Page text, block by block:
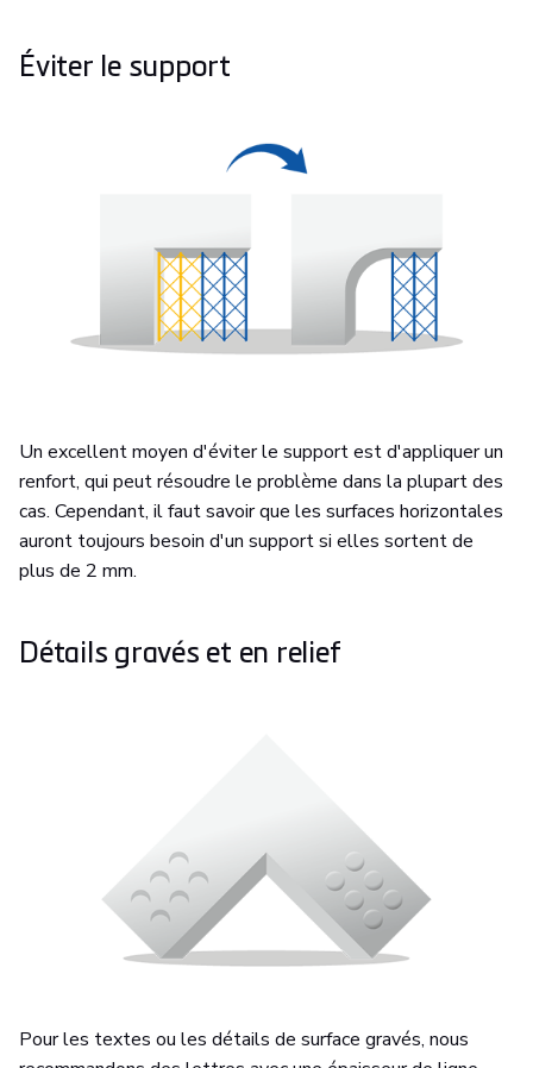
Éviter le support
Un excellent moyen d'éviter le support est d'appliquer un
renfort, qui peut résoudre le problème dans la plupart des
cas. Cependant, il faut savoir que les surfaces horizontales
auront toujours besoin d'un support si elles sortent de
plus de 2 mm.
Détails gravés et en relief
Pour les textes ou les détails de surface gravés, nous